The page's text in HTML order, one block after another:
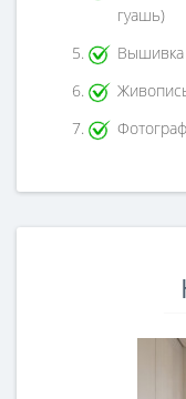
гуашь)
Вышивка